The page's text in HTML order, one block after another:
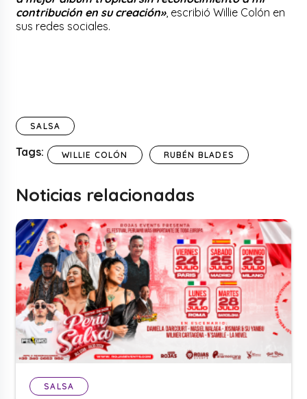
contribución en su creación», escribió Willie Colón en
sus redes sociales.
SALSA
Tags: WILLIE COLÓN RUBÉN BLADES
Noticias relacionadas
SALSA